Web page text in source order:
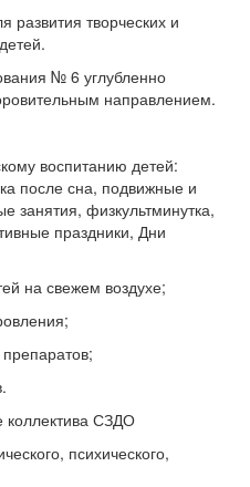
развития творческих и
№ 6 углубленно
направлением.
воспитанию детей:
после сна, подвижные и
занятия, физкультминутка,
праздники, Дни
на свежем воздухе;
коллектива СЗДО
психического,